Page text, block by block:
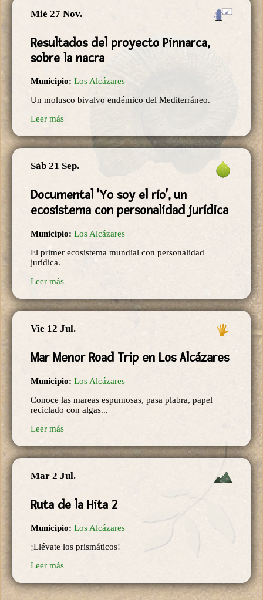
Mié 27 Nov.
Resultados del proyecto Pinnarca,
sobre la nacra
Municipio: Los Alcázares
Un molusco bivalvo endémico del Mediterráneo.
Leer más
Sáb 21 Sep.
Documental 'Yo soy el río', un
ecosistema con personalidad jurídica
Municipio: Los Alcázares
El primer ecosistema mundial con personalidad
jurídica.
Leer más
Vie 12 Jul.
Mar Menor Road Trip en Los Alcázares
Municipio: Los Alcázares
Conoce las mareas espumosas, pasa plabra, papel
reciclado con algas...
Leer más
Mar 2 Jul.
Ruta de la Hita 2
Municipio: Los Alcázares
¡Llévate los prismáticos!
Leer más